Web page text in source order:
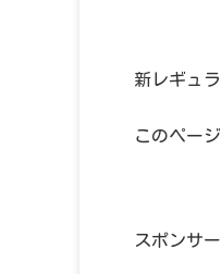
新レギュ
このペー
スポンサ